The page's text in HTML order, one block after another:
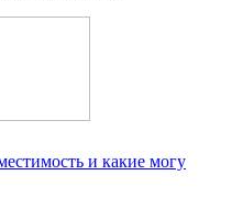
и какие могу